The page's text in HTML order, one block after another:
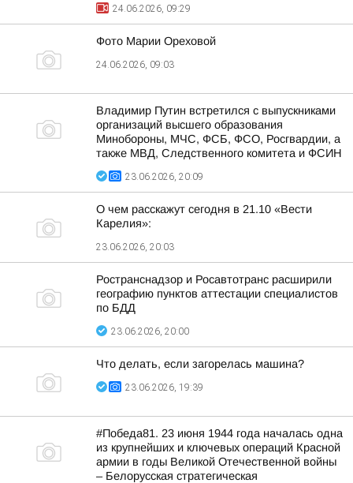
24.06.2026, 09:29
Фото Марии Ореховой
24.06.2026, 09:03
Владимир Путин встретился с выпускниками
организаций высшего образования
Минобороны, МЧС, ФСБ, ФСО, Росгвардии, а
также МВД, Следственного комитета и ФСИН
23.06.2026, 20:09
О чем расскажут сегодня в 21.10 «Вести
Карелия»:
23.06.2026, 20:03
Ространснадзор и Росавтотранс расширили
географию пунктов аттестации специалистов
по БДД
23.06.2026, 20:00
Что делать, если загорелась машина?
23.06.2026, 19:39
#Победа81. 23 июня 1944 года началась одна
из крупнейших и ключевых операций Красной
армии в годы Великой Отечественной войны
– Белорусская стратегическая